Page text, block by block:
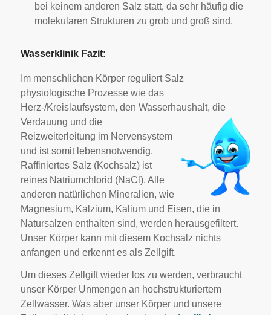
bei keinem anderen Salz statt, da sehr häufig die
molekularen Strukturen zu grob und groß sind.
Wasserklinik Fazit:
Im menschlichen Körper reguliert Salz
physiologische Prozesse wie das
Herz-/Kreislaufsystem, den Wasserhaushalt, die
Verdauung und die
Reizweiterleitung im Nervensystem
und ist somit lebensnotwendig.
Raffiniertes Salz (Kochsalz) ist
reines Natriumchlorid (NaCl). Alle
anderen natürlichen Mineralien, wie
Magnesium, Kalzium, Kalium und Eisen, die in
Natursalzen enthalten sind, werden herausgefiltert.
Unser Körper kann mit diesem Kochsalz nichts
anfangen und erkennt es als Zellgift.
Um dieses Zellgift wieder los zu werden, verbraucht
unser Körper Unmengen an hochstrukturiertem
Zellwasser. Was aber unser Körper und unsere